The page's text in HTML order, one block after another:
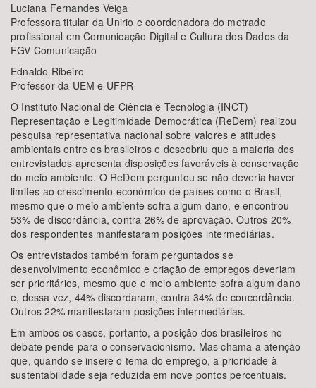
Luciana Fernandes Veiga
Professora titular da Unirio e coordenadora do metrado
profissional em Comunicação Digital e Cultura dos Dados da
FGV Comunicação
Ednaldo Ribeiro
Professor da UEM e UFPR
O Instituto Nacional de Ciência e Tecnologia (INCT)
Representação e Legitimidade Democrática (ReDem) realizou
pesquisa representativa nacional sobre valores e atitudes
ambientais entre os brasileiros e descobriu que a maioria dos
entrevistados apresenta disposições favoráveis à conservação
do meio ambiente. O ReDem perguntou se não deveria haver
limites ao crescimento econômico de países como o Brasil,
mesmo que o meio ambiente sofra algum dano, e encontrou
53% de discordância, contra 26% de aprovação. Outros 20%
dos respondentes manifestaram posições intermediárias.
Os entrevistados também foram perguntados se
desenvolvimento econômico e criação de empregos deveriam
ser prioritários, mesmo que o meio ambiente sofra algum dano
e, dessa vez, 44% discordaram, contra 34% de concordância.
Outros 22% manifestaram posições intermediárias.
Em ambos os casos, portanto, a posição dos brasileiros no
debate pende para o conservacionismo. Mas chama a atenção
que, quando se insere o tema do emprego, a prioridade à
sustentabilidade seja reduzida em nove pontos percentuais.